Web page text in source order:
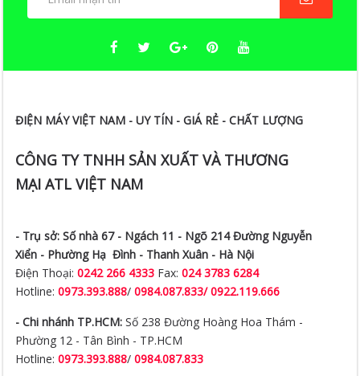
ĐIỆN MÁY VIỆT NAM - UY TÍN - GIÁ RẺ - CHẤT LƯỢNG
CÔNG TY TNHH SẢN XUẤT VÀ THƯƠNG
MẠI ATL VIỆT NAM
- Trụ sở: Số nhà 67 - Ngách 11 - Ngõ 214 Đường Nguyễn
Xiển - Phường Hạ Đình - Thanh Xuân - Hà Nội
Điện Thoại:0242 266 4333 Fax:024 3783 6284
Hotline:0973.393.888/0984.087.833/ 0922.119.666
- Chi nhánh TP.HCM: Số 238 Đường Hoàng Hoa Thám -
Phường 12 - Tân Bình - TP.HCM
Hotline:0973.393.888/0984.087.833